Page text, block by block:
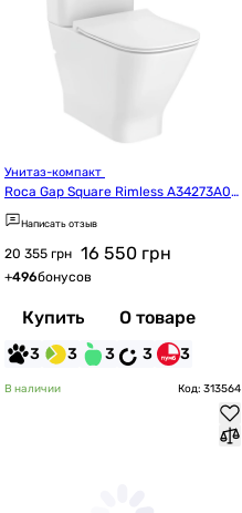
Roca Gap Square Rimless A34273A00
0+A341470000+A801732001
Написать отзыв
20 355 грн 16 550 грн
+496бонусов
Купить О товаре
3 3 3 3 3
В наличии Код: 313564